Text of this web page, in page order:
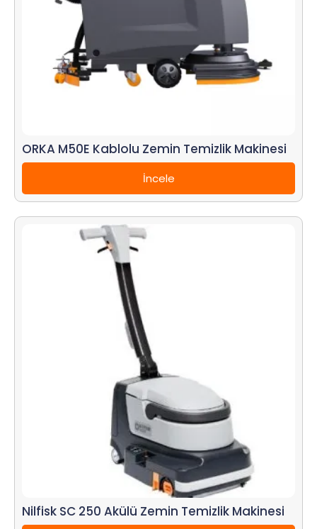
ORKA M50E Kablolu Zemin Temizlik Makinesi
İncele
Nilfisk SC 250 Akülü Zemin Temizlik Makinesi